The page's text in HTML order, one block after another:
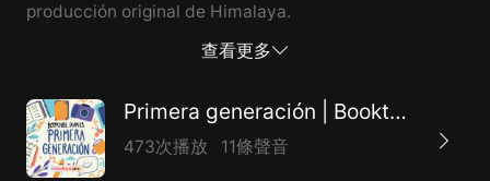
producción original de Himalaya.
查看更多
Primera generación | Booktube Diaries
473次播放 11條聲音